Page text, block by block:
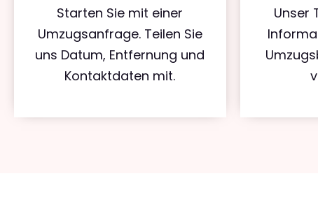
Starten Sie mit einer
Umzugsanfrage. Teilen Sie
uns Datum, Entfernung und
Kontaktdaten mit.
Unser